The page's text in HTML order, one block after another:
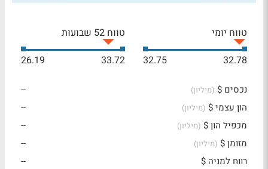
טווח יומי
32.78
32.75
טווח 52 שבועות
33.72
26.19
נכסים $ (מיליון)
--
הון עצמי $ (מיליון)
--
מכפיל הון $ (מיליון)
--
מזומן $ (מיליון)
--
רווח למניה $
--